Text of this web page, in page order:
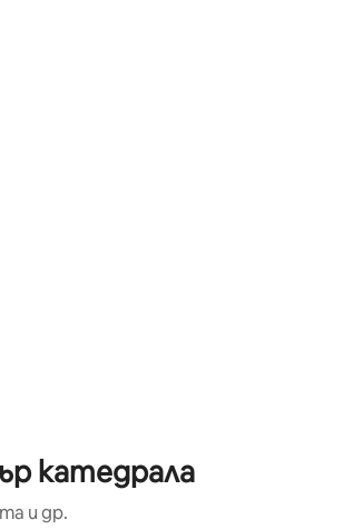
катедрала
и др.